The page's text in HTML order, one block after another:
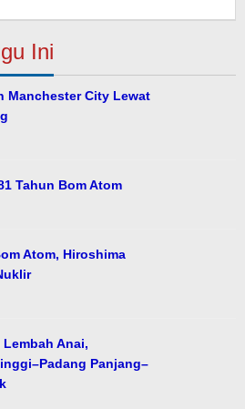
Ini
Manchester City Lewat
Tahun Bom Atom
Atom, Hiroshima
Anai,
Panjang–